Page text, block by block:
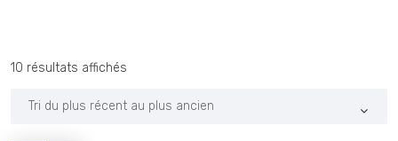
10 résultats affichés
plus